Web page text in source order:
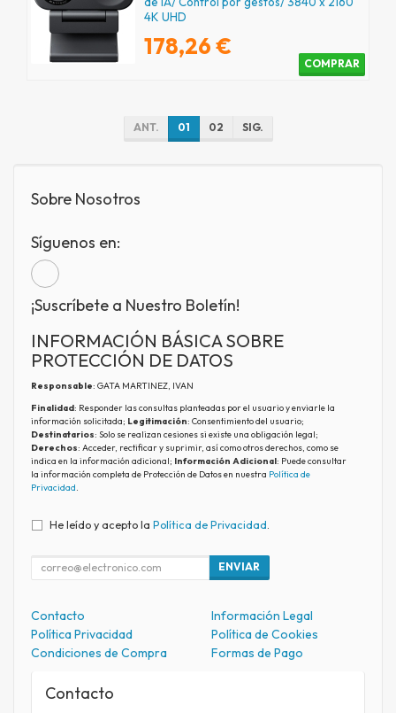
4K UHD
178,26 €
COMPRAR
ANT. 01 02 SIG.
Sobre Nosotros
Síguenos en:
¡Suscríbete a Nuestro Boletín!
INFORMACIÓN BÁSICA SOBRE
PROTECCIÓN DE DATOS
Responsable: GATA MARTINEZ, IVAN
Finalidad: Responder las consultas planteadas por el usuario y enviarle la
información solicitada; Legitimación: Consentimiento del usuario;
Destinatarios: Solo se realizan cesiones si existe una obligación legal;
Derechos: Acceder, rectificar y suprimir, así como otros derechos, como se
indica en la información adicional; Información Adicional: Puede consultar
la información completa de Protección de Datos en nuestra Política de
Privacidad.
He leído y acepto la Política de Privacidad
ENVIAR
Contacto
Información Legal
Política Privacidad
Política de Cookies
Condiciones de Compra
Formas de Pago
Contacto